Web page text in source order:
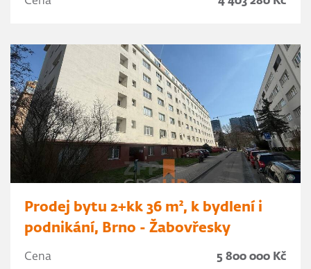
Prodej bytu 2+kk 36 m², k bydlení i
podnikání, Brno - Žabovřesky
Cena 5 800 000 Kč